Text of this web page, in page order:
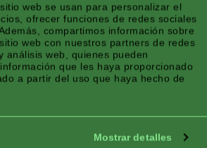
web se usan para personalizar el
ofrecer funciones de redes sociales
compartimos información sobre
web con nuestros partners de redes
análisis web, quienes pueden
que les haya proporcionado
a partir del uso que haya hecho de
Mostrar detalles